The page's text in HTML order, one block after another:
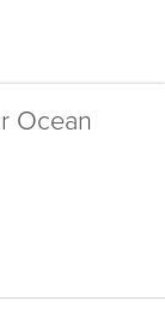
Ocean